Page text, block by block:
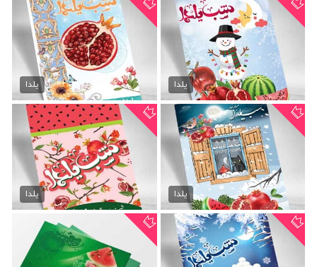
تراکت لایه باز شب یلدا
70,000 تومان
یلدا
پوستر psd شب چله
یلدا
دانلود پوستر شب چله
70,000 تومان
یلدا
طرح پوستر شب چله
70,000 تومان
یلدا